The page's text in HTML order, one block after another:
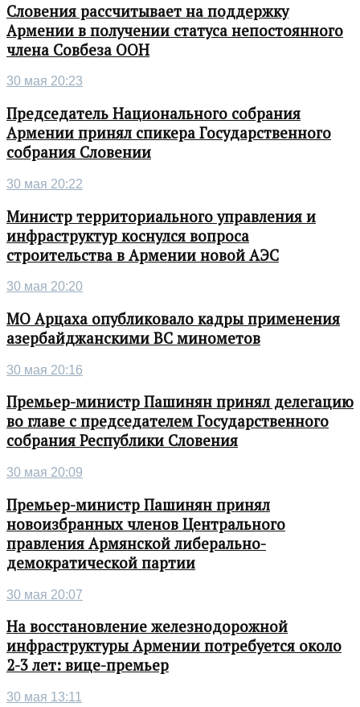
Словения рассчитывает на поддержку
Армении в получении статуса непостоянного
члена Совбеза ООН
30 мая 20:23
Председатель Национального собрания
Армении принял спикера Государственного
собрания Словении
30 мая 20:22
Министр территориального управления и
инфраструктур коснулся вопроса
строительства в Армении новой АЭС
30 мая 20:20
МО Арцаха опубликовало кадры применения
азербайджанскими ВС минометов
30 мая 20:16
Премьер-министр Пашинян принял делегацию
во главе с председателем Государственного
собрания Республики Словения
30 мая 20:09
Премьер-министр Пашинян принял
новоизбранных членов Центрального
правления Армянской либерально-
демократической партии
30 мая 20:07
На восстановление железнодорожной
инфраструктуры Армении потребуется около
2-3 лет: вице-премьер
30 мая 13:11